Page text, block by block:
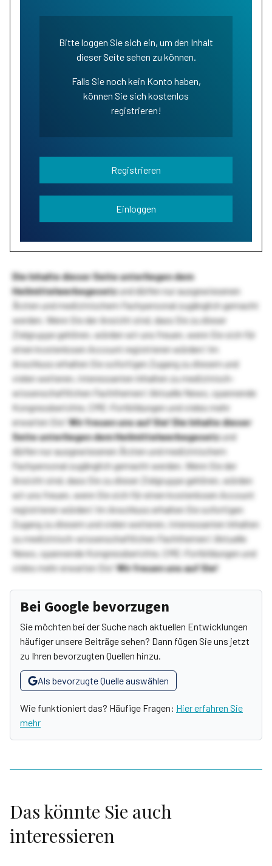
Bitte loggen Sie sich ein, um den Inhalt
dieser Seite sehen zu können.
Falls Sie noch kein Konto haben,
können Sie sich kostenlos
registrieren!
Registrieren
Einloggen
Die Inhalte dieser Seite unterliegen dem
Heilmittelwerbegesetzund dürfen nur ausgewiesenen
Ärzten und medizinischem Fachpersonal zugänglich gemacht
werden. Wenn Sie der Ansicht sind, dass Sie zu dieser
Zielgruppe gehören, würden wir uns freuen, wenn Sie sich für
einen kostenlosen Account registrieren würden! Im
Anschluss erhalten Sie sofortigen Zugang zu diesem und
vielen weiteren, interessanten Inhalten zu medizinisch-
wissenschaftlichen Fachthemen! Aktuelle News, spannende
Kongressberichte, CME-Fortbildungen und vieles mehr
erwarten Sie!Wir freuen uns auf Sie!Die Inhalte dieser
Seite unterliegen dem Heilmittelwerbegesetzund
dürfen nur ausgewiesenen Ärzten und medizinischem
Fachpersonal zugänglich gemacht werden. Wenn Sie der
Ansicht sind, dass Sie zu dieser Zielgruppe gehören, würden
wir uns freuen, wenn Sie sich für einen kostenlosen Account
registrieren würden! Im Anschluss erhalten Sie sofortigen
Zugang zu diesem und vielen weiteren, interessanten Inhalten
zu medizinisch-wissenschaftlichen Fachthemen! Aktuelle
News, spannende Kongressberichte, CME-Fortbildungen und
vieles mehr erwarten Sie!Wir freuen uns auf Sie!
Bei Google bevorzugen
Sie möchten bei der Suche nach aktuellen Entwicklungen
häufiger unsere Beiträge sehen? Dann fügen Sie uns jetzt
zu Ihren bevorzugten Quellen hinzu.
Als bevorzugte Quelle auswählen
Wie funktioniert das? Häufige Fragen: Hier erfahren Sie
mehr
Das könnte Sie auch
interessieren